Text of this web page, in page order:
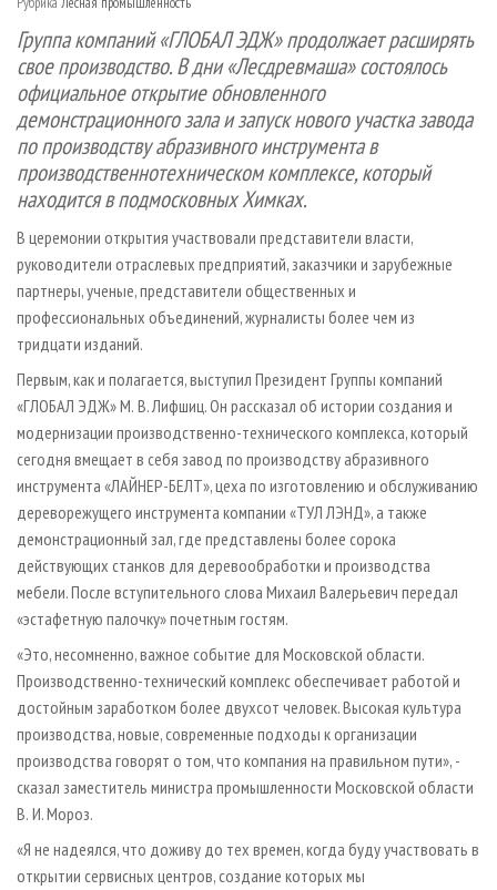
СУШКА ДРЕВЕСИНЫ
ПРОИЗВОДСТВО ДРЕВЕСНЫХ ПЛИТ
ДЕРЕВЯННОЕ ДОМОСТРОЕНИЕ
ПРОИЗВОДСТВО МЕБЕЛИ
БИОЭНЕРГЕТИКА
ЦБП
ИНСТРУМЕНТ И МАТЕРИАЛЫ
ПЕРСОНЫ
МОБИЛЬНЫЕ ВЫСТАВКИ
ОФИЦИАЛЬНЫЕ ДЕЛЕГАЦИИ
ПРИОРИТЕТНЫЕ ИНВЕСТПРОЕКТЫ
RUSSIAN FORESTRY REVIEW
ГАЗЕТА ЛЕСПРОМФОРУМ
БИБЛИОТЕКА СПЕЦИАЛИСТА
КОНТАКТЫ
РЕКЛАМА
РЕКЛАМА НА САЙТЕ
Группа компаний «ГЛОБАЛ ЭДЖ» продолжает расширять
свое производство. В дни «Лесдревмаша» состоялось
официальное открытие обновленного
демонстрационного зала и запуск нового участка завода
по производству абразивного инструмента в
производственно­техническом комплексе, который
находится в подмосковных Химках.
В церемонии открытия участвовали представители власти,
руководители отраслевых предприятий, заказчики и зарубежные
партнеры, ученые, представители общественных и
профессиональных объединений, журналисты более чем из
тридцати изданий.
Первым, как и полагается, выступил Президент Группы компаний
«ГЛОБАЛ ЭДЖ» М. В. Лифшиц. Он рассказал об истории создания и
модернизации производственно-технического комплекса, который
сегодня вмещает в себя завод по производству абразивного
инструмента «ЛАЙНЕР-БЕЛТ», цеха по изготовлению и обслуживанию
дереворежущего инструмента компании «ТУЛ ЛЭНД», а также
демонстрационный зал, где представлены более сорока
действующих станков для деревообработки и производства
мебели. После вступительного слова Михаил Валерьевич передал
«эстафетную палочку» почетным гостям.
«Это, несомненно, важное событие для Московской области.
Производственно-технический комплекс обеспечивает работой и
достойным заработком более двухсот человек. Высокая культура
производства, новые, современные подходы к организации
производства говорят о том, что компания на правильном пути», -
сказал заместитель министра промышленности Московской области
В. И. Мороз.
«Я не надеялся, что доживу до тех времен, когда буду участвовать в
открытии сервисных центров, создание которых мы